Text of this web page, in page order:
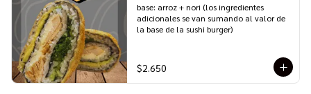
base: arroz + nori (los ingredientes
adicionales se van sumando al valor de
la base de la sushi burger)
$2.650